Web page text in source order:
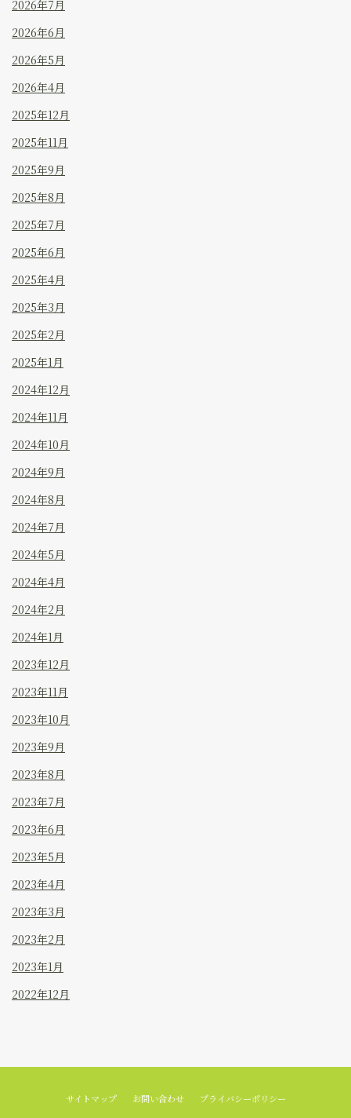
2026年7月
2026年6月
2026年5月
2026年4月
2025年12月
2025年11月
2025年9月
2025年8月
2025年7月
2025年6月
2025年4月
2025年3月
2025年2月
2025年1月
2024年12月
2024年11月
2024年10月
2024年9月
2024年8月
2024年7月
2024年5月
2024年4月
2024年2月
2024年1月
2023年12月
2023年11月
2023年10月
2023年9月
2023年8月
2023年7月
2023年6月
2023年5月
2023年4月
2023年3月
2023年2月
2023年1月
2022年12月
サイトマップ お問い合わせ プライバシーポリシー